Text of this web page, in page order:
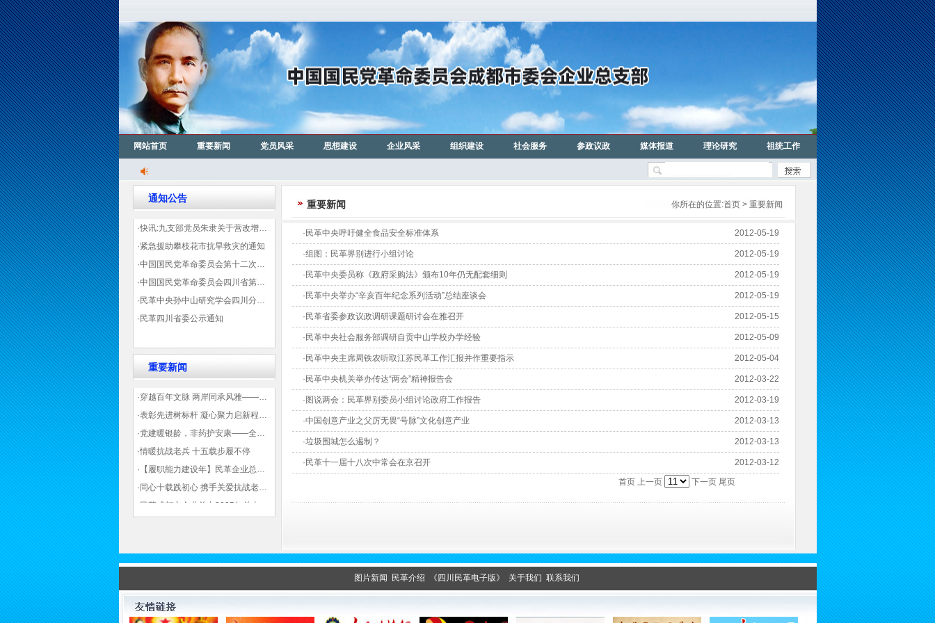
网站首页 重要新闻 党员风采 思想建设 企业风采 组织建设 社会服务 参政议政 媒体报道 理论研究 祖统工作
通知公告
·快讯:九支部党员朱隶关于营改增信息宣传力度的建议那篇已被省政协采用
·紧急援助攀枝花市抗旱救灾的通知
·中国国民党革命委员会第十二次全国代表大会代表登记表（下载）
·中国国民党革命委员会四川省第十一次代表大会代表登记表（下载）
·民革中央孙中山研究学会四川分会领导机构及成员名单
·民革四川省委公示通知
重要新闻
·穿越百年文脉 两岸同承风雅——民革四川省委会“中山天府大讲堂”第三讲在蓉举办
·表彰先进树标杆 凝心聚力启新程——民革企业总支部参加2025年度先进表彰大会有感
·党建暖银龄，非药护安康——全球健康公益大讲堂温情纪实
·情暖抗战老兵 十五载步履不停
·【履职能力建设年】民革企业总支部联合多地民革基层组织发起“夏日送清凉”活动 致敬“乡镇美容师”
·同心十载践初心 携手关爱抗战老兵——民革企业总支部 十年帮扶抗战老兵工作纪实
重要新闻 你所在的位置:首页> 重要新闻
·民革中央呼吁健全食品安全标准体系 2012-05-19
·组图：民革界别进行小组讨论 2012-05-19
·民革中央委员称《政府采购法》颁布10年仍无配套细则 2012-05-19
·民革中央举办“辛亥百年纪念系列活动”总结座谈会 2012-05-19
·民革省委参政议政调研课题研讨会在雅召开 2012-05-15
·民革中央社会服务部调研自贡中山学校办学经验 2012-05-09
·民革中央主席周铁农听取江苏民革工作汇报并作重要指示 2012-05-04
·民革中央机关举办传达“两会”精神报告会 2012-03-22
·图说两会：民革界别委员小组讨论政府工作报告 2012-03-19
·中国创意产业之父厉无畏“号脉”文化创意产业 2012-03-13
·垃圾围城怎么遏制？ 2012-03-13
·民革十一届十八次中常会在京召开
2012-03-12
首页 上一页 下一页 尾页
图片新闻 民革介绍 《四川民革电子版》 关于我们 联系我们